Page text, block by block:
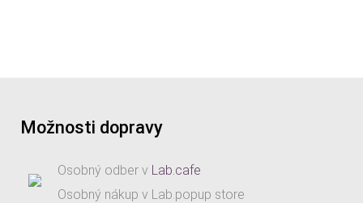
Možnosti dopravy
Osobný odber v Lab.cafe
Osobný nákup v Lab.popup store